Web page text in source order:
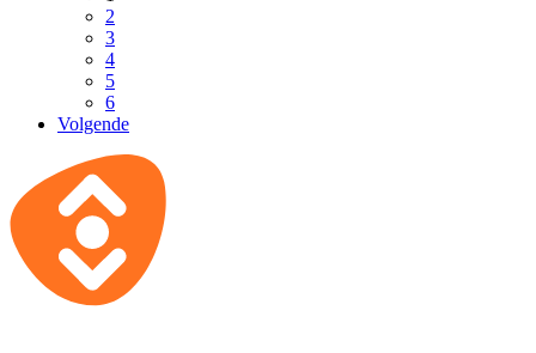
2
3
4
5
6
Volgende